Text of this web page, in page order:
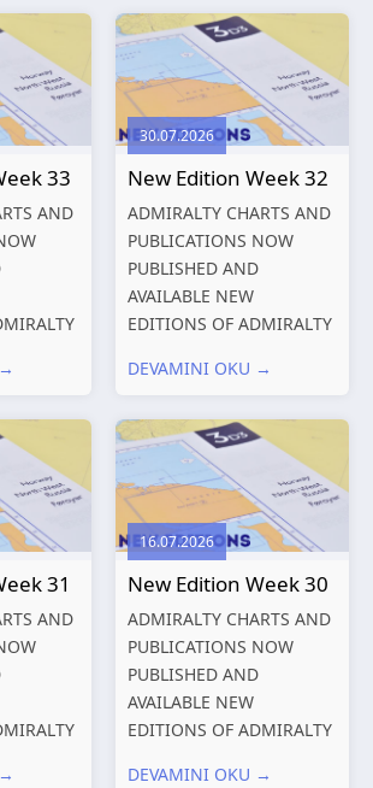
Uyum
Shipping and the
Environment – A Guide to
Environmental
Compliance...
33
AND
30.07.2026
New Edition Week 32
ADMIRALTY CHARTS AND
PUBLICATIONS NOW
PUBLISHED AND
AVAILABLE NEW
EDITIONS OF ADMIRALTY
PUBLICATIONS New
Charts published 06
August 2026 Chart Title,
limits and other remarks
1602 China – Chang...
DEVAMINI OKU →
31
AND
16.07.2026
New Edition Week 30
ADMIRALTY CHARTS AND
PUBLICATIONS NOW
PUBLISHED AND
AVAILABLE NEW
EDITIONS OF ADMIRALTY
DEVAMINI OKU →